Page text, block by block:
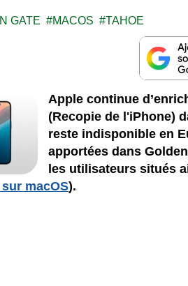
GATE MACOS TAHOE
Apple continue
(Recopie de l'iPhone)
reste indisponible en
apportées dans
les utilisateurs situés
macOS).